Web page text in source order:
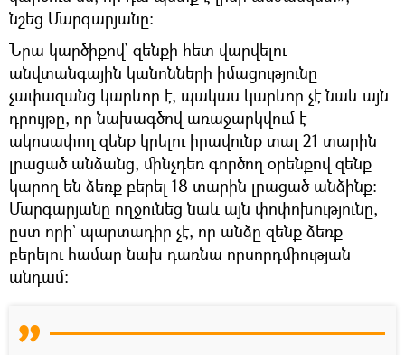
նշեց Մարգարյանը։
Նրա կարծիքով` զենքի հետ վարվելու
անվտանգային կանոնների իմացությունը
չափազանց կարևոր է, պակաս կարևոր չէ նաև այն
դրույթը, որ նախագծով առաջարկվում է
ակոսափող զենք կրելու իրավունք տալ 21 տարին
լրացած անձանց, մինչդեռ գործող օրենքով զենք
կարող են ձեռք բերել 18 տարին լրացած անձինք։
Մարգարյանը ողջունեց նաև այն փոփոխությունը,
ըստ որի` պարտադիր չէ, որ անձը զենք ձեռք
բերելու համար նախ դառնա որսորդմիության
անդամ։